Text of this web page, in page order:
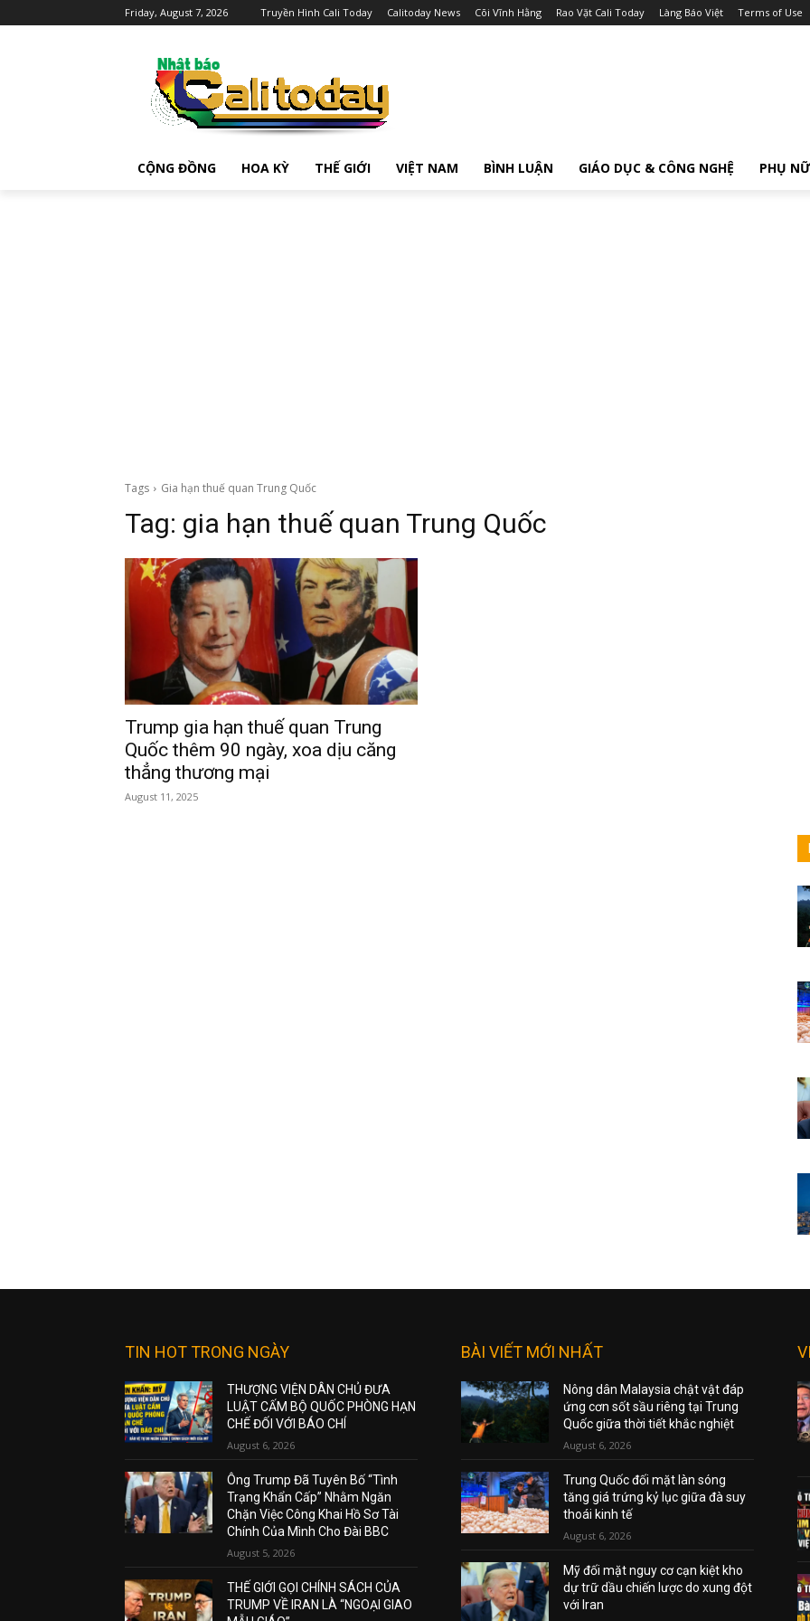
Friday, August 7, 2026 Truyền Hình Cali Today Calitoday News Cõi Vĩnh Hằng Rao Vặt Cali Today Làng Báo Việt Terms of Use
CỘNG ĐỒNG HOA KỲ THẾ GIỚI VIỆT NAM BÌNH LUẬN GIÁO DỤC & CÔNG NGHỆ PHỤ NỮ
Tags Gia hạn thuế quan Trung Quốc
Tag: gia hạn thuế quan Trung Quốc
Trump gia hạn thuế quan Trung
Quốc thêm 90 ngày, xoa dịu căng
thẳng thương mại
August 11, 2025
TIN HOT TRONG NGÀY
THƯỢNG VIỆN DÂN CHỦ ĐƯA
LUẬT CẤM BỘ QUỐC PHÒNG HẠN
CHẾ ĐỐI VỚI BÁO CHÍ
August 6, 2026
Ông Trump Đã Tuyên Bố “Tình
Trạng Khẩn Cấp” Nhằm Ngăn
Chặn Việc Công Khai Hồ Sơ Tài
Chính Của Mình Cho Đài BBC
August 5, 2026
THẾ GIỚI GỌI CHÍNH SÁCH CỦA
TRUMP VỀ IRAN LÀ “NGOẠI GIAO
BÀI VIẾT MỚI NHẤT
Nông dân Malaysia chật vật đáp
ứng cơn sốt sầu riêng tại Trung
Quốc giữa thời tiết khắc nghiệt
August 6, 2026
Trung Quốc đối mặt làn sóng
tăng giá trứng kỷ lục giữa đà suy
thoái kinh tế
August 6, 2026
Mỹ đối mặt nguy cơ cạn kiệt kho
dự trữ dầu chiến lược do xung đột
với Iran